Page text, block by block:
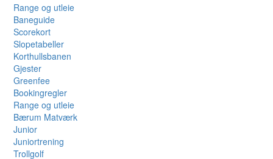
Range og utleie
Baneguide
Scorekort
Slopetabeller
Korthullsbanen
Gjester
Greenfee
Bookingregler
Range og utleie
Bærum Matværk
Junior
Juniortrening
Trollgolf